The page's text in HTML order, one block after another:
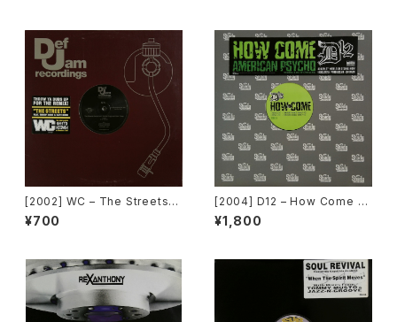
[2002] WC – The Streets
(Remix) [Def Jam Recordin
gs][PROMO]
¥700
[2004] D12 – How Come /
American Psycho [Shady R
ecords][PROMO]
¥1,800